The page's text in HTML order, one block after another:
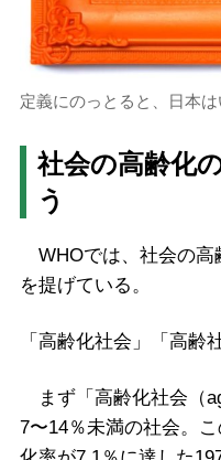
定義にのっとると、日本
社会の高齢化
う
WHOでは、社会の高
を提げている。
「高齢化社会」「高齢
まず「高齢化社会（
7〜14％未満の社会。